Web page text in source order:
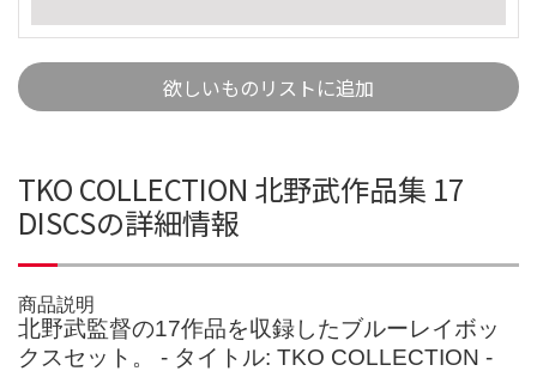
欲しいものリストに追加
TKO COLLECTION 北野武作品集 17
DISCSの詳細情報
商品説明
北野武監督の17作品を収録したブルーレイボッ
クスセット。 - タイトル: TKO COLLECTION -